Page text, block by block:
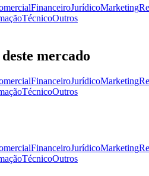
FinanceiroJurídicoMarketing
TécnicoOutros
mercado
FinanceiroJurídicoMarketing
TécnicoOutros
FinanceiroJurídicoMarketing
TécnicoOutros